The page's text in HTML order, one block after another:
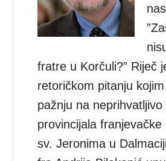
fratre u Korčuli?” Riječ
retoričkom pitanju
pažnju na neprihvatljivo
provincijala franjevačke
sv. Jeronima u